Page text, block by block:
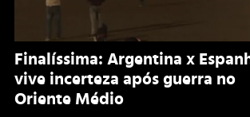
Finalíssima: Argentina x
vive incerteza após guerra no
Oriente Médio